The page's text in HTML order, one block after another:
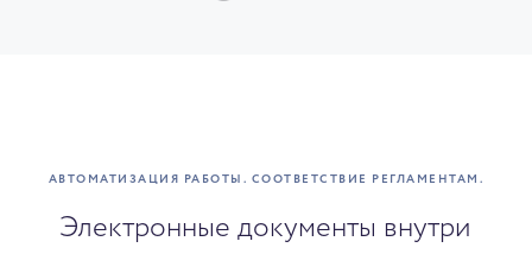
АВТОМАТИЗАЦИЯ РАБОТЫ. СООТВЕТСТВИЕ РЕГЛАМЕНТАМ.
Электронные документы внутри